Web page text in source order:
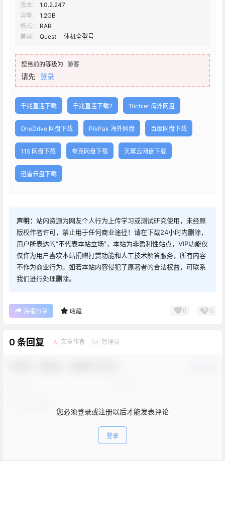
版本：
1.0.2.247
容量：
1.2GB
格式：
RAR
兼容：
Quest 一体机全型号
您当前的等级为 游客
请先 登录
千兆直连下载 千兆直连下载2 1fichier 海外网盘
OneDrive 网盘下载 PikPak 海外网盘 百度网盘下载
115 网盘下载 夸克网盘下载 天翼云网盘下载
迅雷云盘下载
声明： 站内资源为网友个人行为上传学习或测试研究使用，未经原
版权作者许可，禁止用于任何商业途径！请在下载24小时内删除，
用户所表达的“不代表本站立场”，本站为非盈利性站点，VIP功能仅
仅作为用户喜欢本站捐赠打赏功能和人工技术解答服务，所有内容
不作为商业行为。如若本站内容侵犯了原著者的合法权益，可联系
我们进行处理删除。
海报分享 收藏 0 0
0 条回复 A 文章作者 M 管理员
您必须登录或注册以后才能发表评论
登录